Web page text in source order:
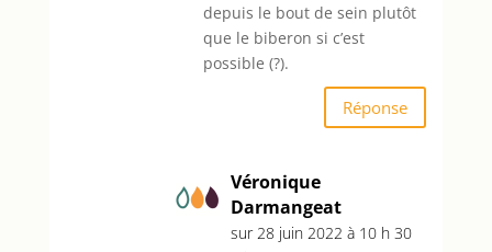
depuis le bout de sein plutôt
que le biberon si c’est
possible (?).
Réponse
Véronique
Darmangeat
sur 28 juin 2022 à 10 h 30